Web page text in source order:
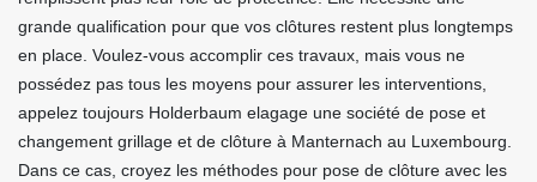
grande qualification pour que vos clôtures restent plus longtemps
en place. Voulez-vous accomplir ces travaux, mais vous ne
possédez pas tous les moyens pour assurer les interventions,
appelez toujours Holderbaum elagage une société de pose et
changement grillage et de clôture à Manternach au Luxembourg.
Dans ce cas, croyez les méthodes pour pose de clôture avec les